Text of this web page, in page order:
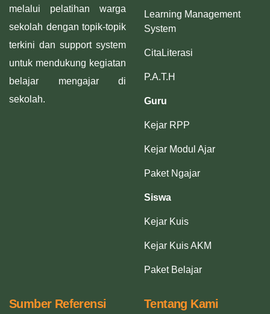
melalui pelatihan warga
sekolah dengan topik-topik
terkini dan support system
untuk mendukung kegiatan
belajar mengajar di
sekolah.
Learning Management
System
CitaLiterasi
P.A.T.H
Guru
Kejar RPP
Kejar Modul Ajar
Paket Ngajar
Siswa
Kejar Kuis
Kejar Kuis AKM
Paket Belajar
Sumber Referensi Tentang Kami